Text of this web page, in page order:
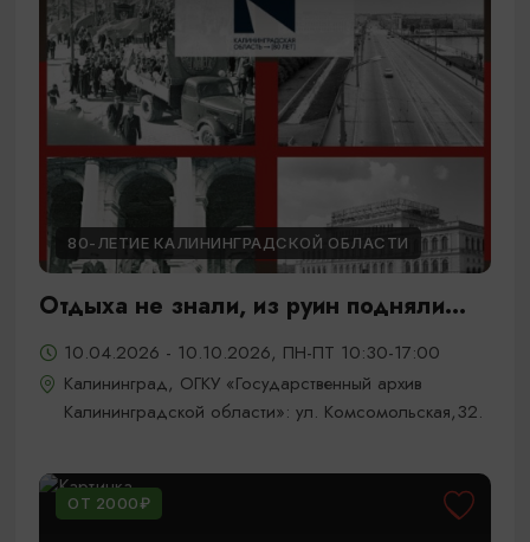
80-ЛЕТИЕ КАЛИНИНГРАДСКОЙ ОБЛАСТИ
Отдыха не знали, из руин подняли...
10.04.2026 - 10.10.2026, ПН-ПТ 10:30-17:00
Калининград, ОГКУ «Государственный архив
Калининградской области»: ул. Комсомольская,32.
ОТ 2000₽